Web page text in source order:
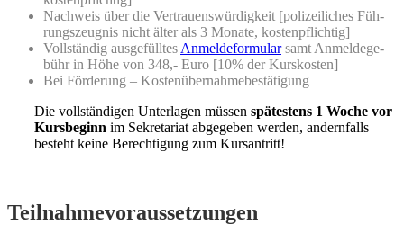
Nach­weis über die Ver­trau­ens­wür­dig­keit [poli­zei­li­ches Füh­
rungs­zeug­nis nicht älter als 3 Mona­te, kostenpflichtig]
Voll­stän­dig aus­ge­füll­tes Anmel­de­for­mu­larsamt Anmel­de­ge­
bühr in Höhe von 348,- Euro [10% der Kurskosten]
Bei För­de­rung – Kostenübernahmebestätigung
Die voll­stän­di­gen Unter­la­gen müs­sen spä­tes­tens 1 Woche vor
Kurs­be­ginn im Sekre­ta­ri­at abge­ge­ben wer­den, andern­falls
besteht kei­ne Berech­ti­gung zum Kursantritt!
Teilnahmevoraussetzungen